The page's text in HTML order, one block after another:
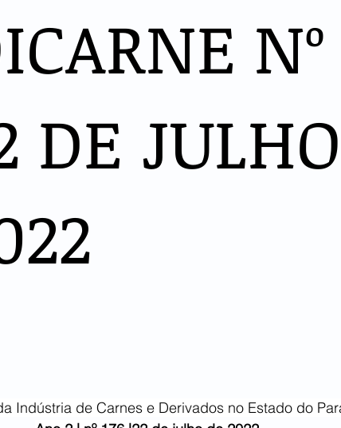
Nº
DE JULHO
Indústria de Carnes e Derivados no Estado do